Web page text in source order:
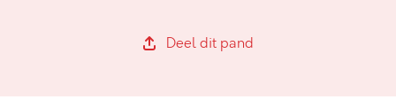
Deel dit pand